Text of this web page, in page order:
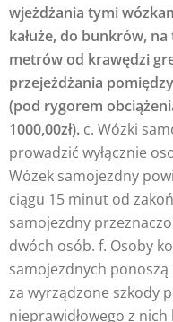
wjeżdżania tymi
kałuże, do bunkrów,
metrów od krawędzi
przejeżdżania
(pod rygorem
1000,00zł). c. Wózki
prowadzić wyłącznie
Wózek samojezdny
ciągu 15 minut od
samojezdny
dwóch osób. f. Osoby
samojezdnych
za wyrządzone szkody
nieprawidłowego z